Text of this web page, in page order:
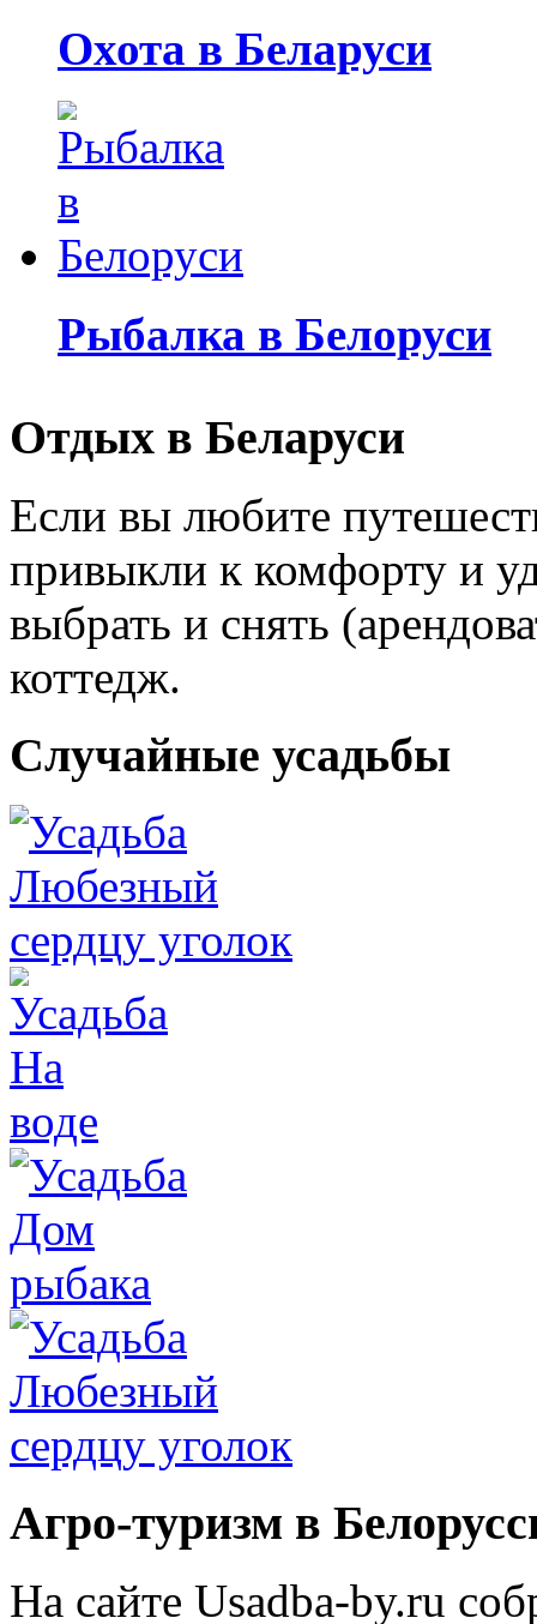
Охота в Беларуси
Рыбалка в Белоруси
Отдых в Беларуси
Если вы любите
привыкли к комфорту и
выбрать и снять
коттедж.
Случайные усадьбы
Агро-туризм в
На сайте Usadba-by.ru